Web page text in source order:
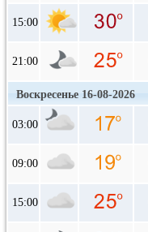
15:00
21:00
Воскресенье 16-08-2026
03:00
09:00
15:00